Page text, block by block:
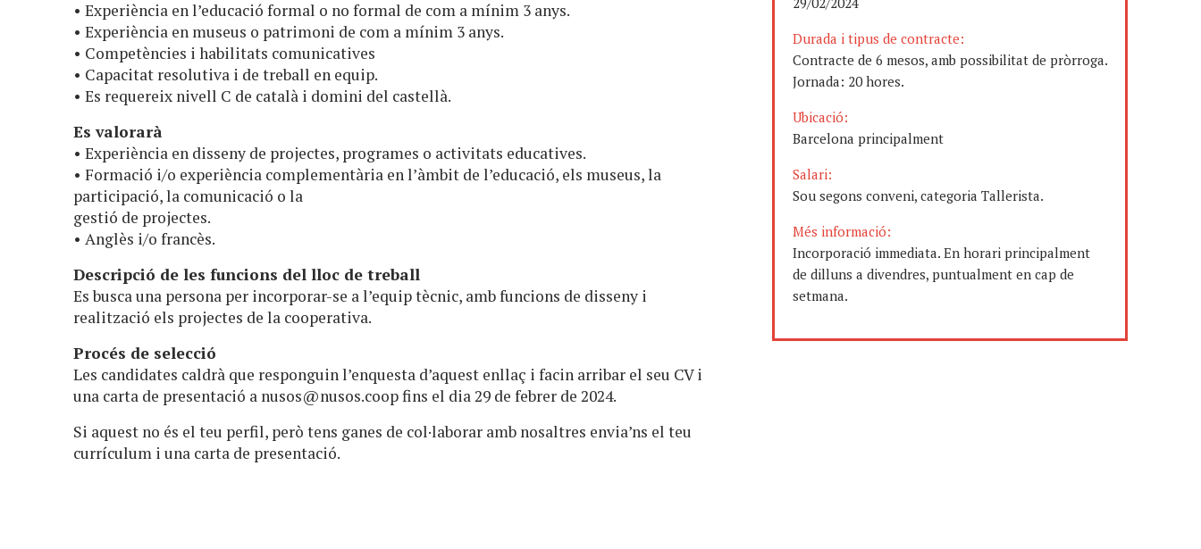
• Experiència en l’educació formal o no formal de com a mínim 3 anys.
• Experiència en museus o patrimoni de com a mínim 3 anys.
• Competències i habilitats comunicatives
• Capacitat resolutiva i de treball en equip.
• Es requereix nivell C de català i domini del castellà.
Es valorarà
• Experiència en disseny de projectes, programes o activitats educatives.
• Formació i/o experiència complementària en l’àmbit de l’educació, els museus, la
participació, la comunicació o la
gestió de projectes.
• Anglès i/o francès.
Descripció de les funcions del lloc de treball
Es busca una persona per incorporar-se a l’equip tècnic, amb funcions de disseny i
realització els projectes de la cooperativa.
Procés de selecció
Les candidates caldrà que responguin l’enquesta d’aquest enllaç i facin arribar el seu CV i
una carta de presentació a nusos@nusos.coopfins el dia 29 de febrer de 2024.
Si aquest no és el teu perfil, però tens ganes de col·laborar amb nosaltres envia’ns el teu
currículum i una carta de presentació.
Durada i tipus de contracte:
Contracte de 6 mesos, amb possibilitat de pròrroga.
Jornada: 20 hores.
Ubicació:
Barcelona principalment
Salari:
Sou segons conveni, categoria Tallerista.
Més informació:
Incorporació immediata. En horari principalment
de dilluns a divendres, puntualment en cap de
setmana.